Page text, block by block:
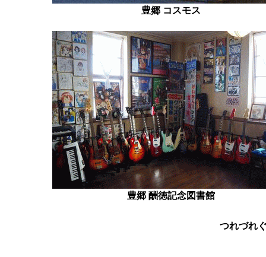
豊郷 コスモス
豊郷 酬徳記念図書館
つれづれ